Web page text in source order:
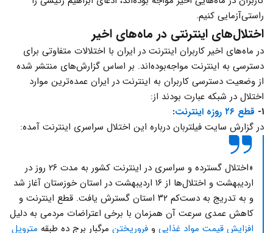
راستی‌آزمایی کنیم.
اختلال‌های اینترنتی در ماه‌های اخیر
در ماه‌های اخیر کاربران اینترنت در ایران با اختلالات متفاوتی برای
دسترسی به اینترنت مواجه‌بوده‌اند. بر اساس گزارش‌های منتشر شده
از وضعیت دسترسی کاربران به اینترنت در ایران عمده‌ترین موارد
اختلال در شبکه عبارت بودند از:
۱- قطع ۲۶ روزه اینترنت
:
در گزارش سایت فیلتربان درباره این اختلال سراسری اینترنت آمده:
«اختلال گسترده و سراسری در اینترنت کشور به مدت ۲۶ روز در
اردیبهشت و اختلال‌ها از ۱۶ اردیبهشت در استان خوزستان آغاز شد
و به تدریج به دست‌کم ۳۲ استان گسترش یافت. قطع اینترنت و
کاهش عمدی سرعت آن همزمان با برخی اعتراضات مردمی به دلیل
افزایش قیمت مواد غذایی و فروریختن مرگبار برج ده طبقه متروپل